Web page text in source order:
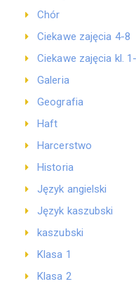
Chór
Ciekawe zajęcia 4-8
Ciekawe zajęcia kl.
Galeria
Geografia
Haft
Harcerstwo
Historia
Język angielski
Język kaszubski
kaszubski
Klasa 1
Klasa 2